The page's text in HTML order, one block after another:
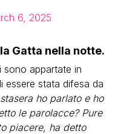
6, 2025
Gatta nella notte.
sono appartate in
essere stata difesa da
ho parlato e ho
le parolacce? Pure
piacere, ha detto